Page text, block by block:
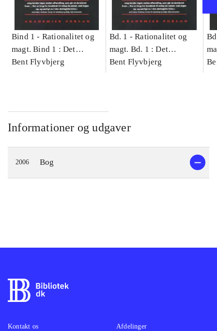
Bind 1 - Rationalitet og
magt. Bind 1 : Det
konkretes videnskab
Bent Flyvbjerg
Bd. 1 -Rationalitet og
magt. Bd. 1 : Det
konkretes videnskab
Bent Flyvbjerg
Informationer og udgaver
2006 Bog
Kontakt os
Afdelinger